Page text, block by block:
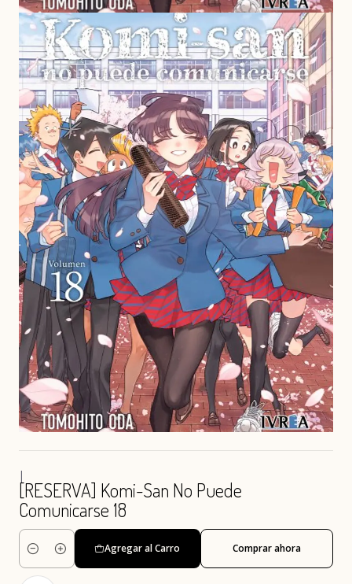
|
[RESERVA] Komi-San No Puede
Comunicarse 18
Cantidad
Agregar al Carro Comprar ahora